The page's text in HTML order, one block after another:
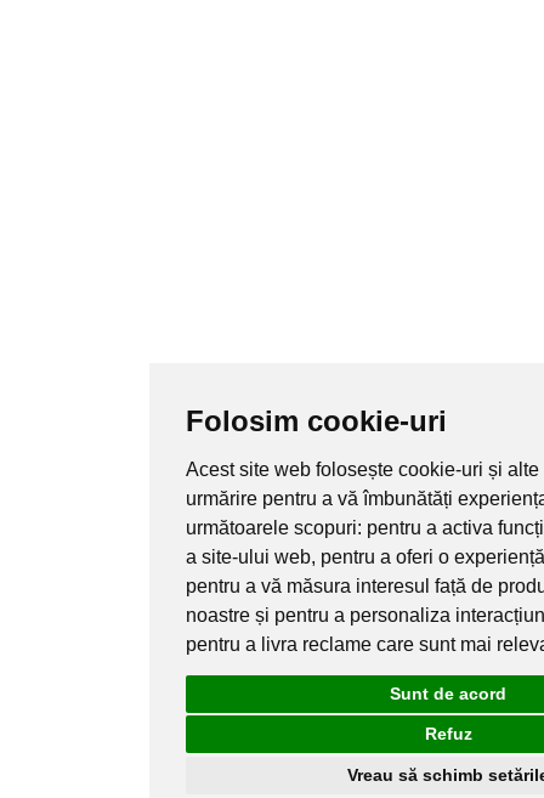
Folosim cookie-uri
Acest site web folosește cookie-uri și
urmărire pentru a vă îmbunătăți
următoarele scopuri: pentru a activa
a site-ului web, pentru a oferi o
pentru a vă măsura interesul față de
noastre și pentru a personaliza
pentru a livra reclame care sunt mai
Sunt de acord
Refuz
Vreau să schimb